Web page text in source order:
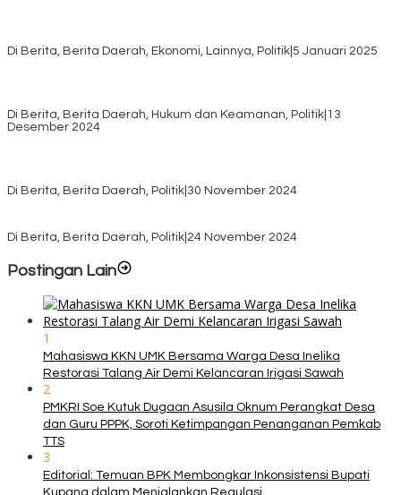
Di Berita, Berita Daerah, Ekonomi, Lainnya, Politik 5 Januari 2025
Di Berita, Berita Daerah, Hukum dan Keamanan, Politik 13
Desember 2024
Di Berita, Berita Daerah, Politik 30 November 2024
Di Berita, Berita Daerah, Politik 24 November 2024
Postingan Lain
1
Mahasiswa KKN UMK Bersama Warga Desa Inelika
Restorasi Talang Air Demi Kelancaran Irigasi Sawah
2
PMKRI Soe Kutuk Dugaan Asusila Oknum Perangkat Desa
dan Guru PPPK, Soroti Ketimpangan Penanganan Pemkab
TTS
3
Editorial: Temuan BPK Membongkar Inkonsistensi Bupati
Kupang dalam Menjalankan Regulasi